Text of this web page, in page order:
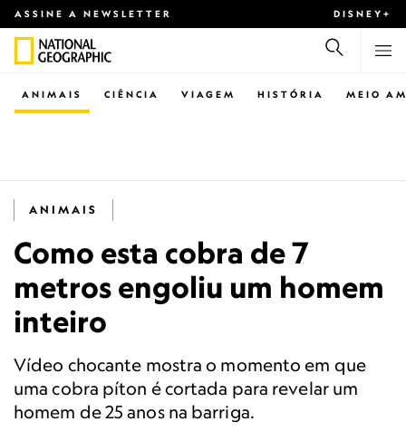
ASSINE A NEWSLETTER DISNEY+
CIÊNCIA VIAGEM
ANIMAIS HISTÓRIA MEIO
ANIMAIS
Como esta cobra de 7
metros engoliu um homem
inteiro
Vídeo chocante mostra o momento em que
uma cobra píton é cortada para revelar um
homem de 25 anos na barriga.